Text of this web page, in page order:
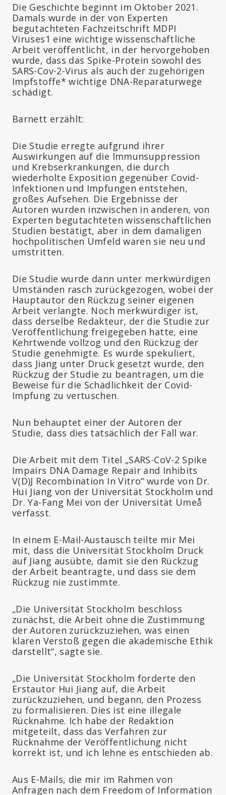
Die Geschichte beginnt im Oktober 2021.
Damals wurde in der von Experten
begutachteten Fachzeitschrift MDPI
Viruses1 eine wichtige wissenschaftliche
Arbeit veröffentlicht, in der hervorgehoben
wurde, dass das Spike-Protein sowohl des
SARS-Cov-2-Virus als auch der zugehörigen
Impfstoffe* wichtige DNA-Reparaturwege
schädigt.
Barnett erzählt:
Die Studie erregte aufgrund ihrer
Auswirkungen auf die Immunsuppression
und Krebserkrankungen, die durch
wiederholte Exposition gegenüber Covid-
Infektionen und Impfungen entstehen,
großes Aufsehen. Die Ergebnisse der
Autoren wurden inzwischen in anderen, von
Experten begutachteten wissenschaftlichen
Studien bestätigt, aber in dem damaligen
hochpolitischen Umfeld waren sie neu und
umstritten.
Die Studie wurde dann unter merkwürdigen
Umständen rasch zurückgezogen, wobei der
Hauptautor den Rückzug seiner eigenen
Arbeit verlangte. Noch merkwürdiger ist,
dass derselbe Redakteur, der die Studie zur
Veröffentlichung freigegeben hatte, eine
Kehrtwende vollzog und den Rückzug der
Studie genehmigte. Es wurde spekuliert,
dass Jiang unter Druck gesetzt wurde, den
Rückzug der Studie zu beantragen, um die
Beweise für die Schädlichkeit der Covid-
Impfung zu vertuschen.
Nun behauptet einer der Autoren der
Studie, dass dies tatsächlich der Fall war.
Die Arbeit mit dem Titel „SARS-CoV-2 Spike
Impairs DNA Damage Repair and Inhibits
V(D)J Recombination In Vitro“ wurde von Dr.
Hui Jiang von der Universität Stockholm und
Dr. Ya-Fang Mei von der Universität Umeå
verfasst.
In einem E-Mail-Austausch teilte mir Mei
mit, dass die Universität Stockholm Druck
auf Jiang ausübte, damit sie den Rückzug
der Arbeit beantragte, und dass sie dem
Rückzug nie zustimmte.
„Die Universität Stockholm beschloss
zunächst, die Arbeit ohne die Zustimmung
der Autoren zurückzuziehen, was einen
klaren Verstoß gegen die akademische Ethik
darstellt“, sagte sie.
„Die Universität Stockholm forderte den
Erstautor Hui Jiang auf, die Arbeit
zurückzuziehen, und begann, den Prozess
zu formalisieren. Dies ist eine illegale
Rücknahme. Ich habe der Redaktion
mitgeteilt, dass das Verfahren zur
Rücknahme der Veröffentlichung nicht
korrekt ist, und ich lehne es entschieden ab.
Aus E-Mails, die mir im Rahmen von
Anfragen nach dem Freedom of Information